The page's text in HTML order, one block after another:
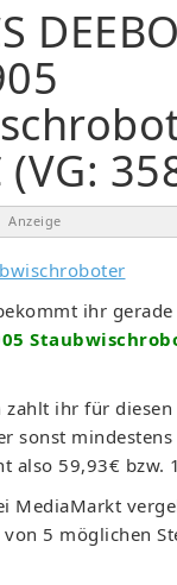
ihr gerade
zahlt ihr für diesen
sonst
also 59,93€ bzw.
MediaMarkt
5 möglichen